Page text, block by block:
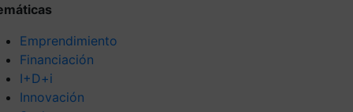
Emprendimiento
Financiación
I+D+i
Innovación